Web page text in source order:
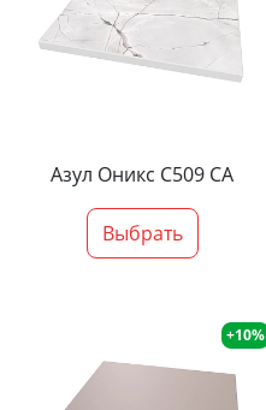
Азул Оникс С509 СА
Выбрать
+10%